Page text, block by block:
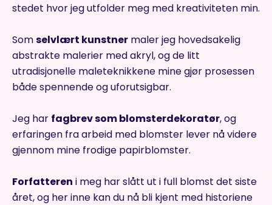
stedet hvor jeg utfolder meg med kreativiteten min.
Somselvlært kunstner maler jeg hovedsakelig
abstrakte malerier med akryl, og de litt
utradisjonelle maleteknikkene mine gjør prosessen
både spennende og uforutsigbar.
Jeg har fagbrev som blomsterdekoratør, og
erfaringen fra arbeid med blomster lever nå videre
gjennom mine frodige papirblomster.
Forfatteren i meg har slått ut i full blomst det siste
året, og her inne kan du nå bli kjent med historiene